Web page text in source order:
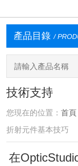
產品目錄 /
技術支持
您現在的位置：首頁
折射元件基本技巧
在